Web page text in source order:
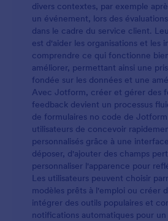
divers contextes, par exemple
un événement, lors des
dans le cadre du service client.
est d'aider les organisations et les
comprendre ce qui fonctionne
améliorer, permettant ainsi une
fondée sur les données et une
Avec Jotform, créer et gérer des
feedback devient un processus
de formulaires no code de
utilisateurs de concevoir
personnalisés grâce à une
déposer, d'ajouter des champs
personnaliser l'apparence pour
Les utilisateurs peuvent choisir
modèles prêts à l'emploi ou créer
intégrer des outils populaires et
notifications automatiques pour un